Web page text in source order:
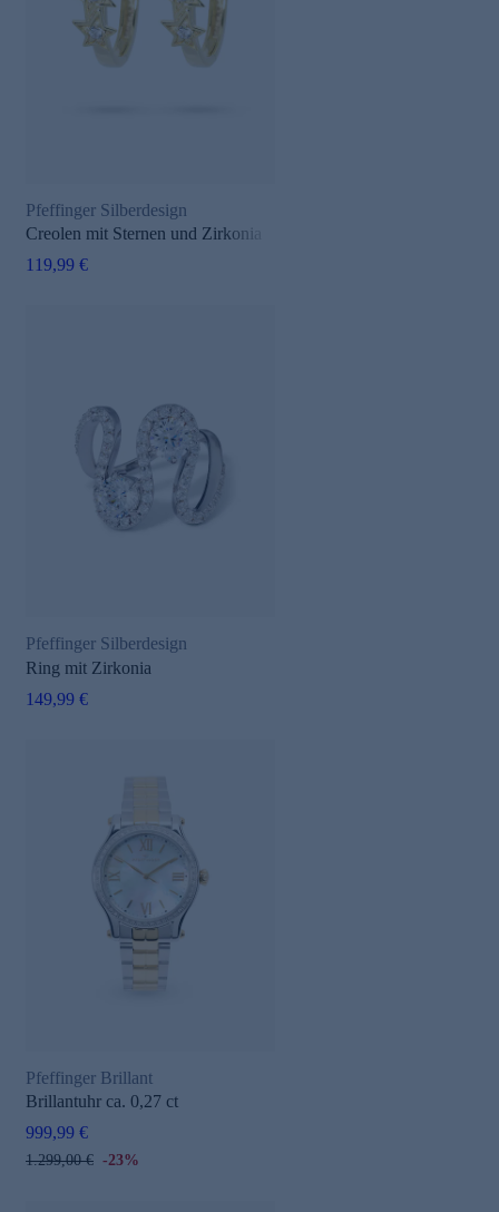
Pfeffinger Silberdesign
Creolen mit Sternen und Zirkonia
119,99 €
Pfeffinger Silberdesign
Ring mit Zirkonia
149,99 €
Pfeffinger Brillant
Brillantuhr ca. 0,27 ct
999,99 €
1.299,00 € -23%